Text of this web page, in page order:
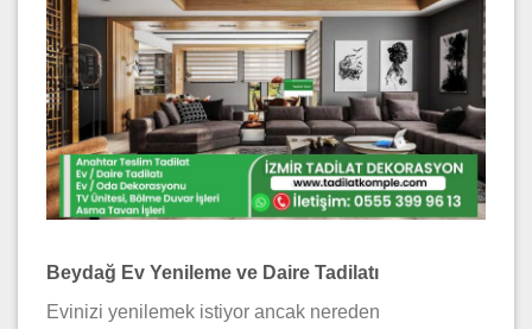
Beydağ Ev Yenileme ve Daire Tadilatı
Evinizi yenilemek istiyor ancak nereden